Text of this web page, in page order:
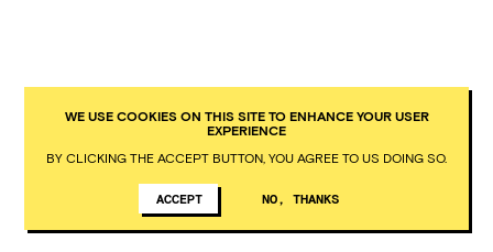
WE USE COOKIES ON THIS SITE TO ENHANCE YOUR USER
EXPERIENCE
BY CLICKING THE ACCEPT BUTTON, YOU AGREE TO US DOING SO.
ACCEPT NO, THANKS